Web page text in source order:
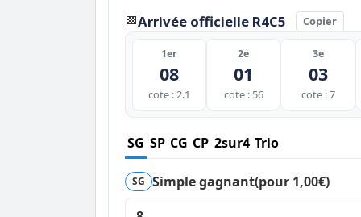
🏁Arrivée officielle R4C5 Copier
1er
08
cote : 2.1
2e
01
cote : 56
3e
03
cote : 7
SG SP CG CP 2sur4 Trio
SG Simple gagnant(pour 1,00€)